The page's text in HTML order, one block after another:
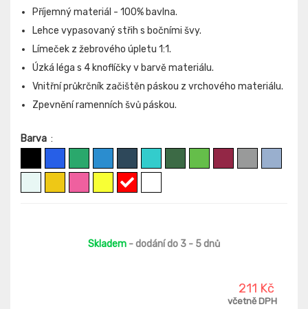
Příjemný materiál - 100% bavlna.
Lehce vypasovaný střih s bočními švy.
Límeček z žebrového úpletu 1:1.
Úzká léga s 4 knoflíčky v barvě materiálu.
Vnitřní průkrčník začištěn páskou z vrchového materiálu.
Zpevnění ramenních švů páskou.
Barva :
Skladem - dodání do 3 - 5 dnů
211 Kč
včetně DPH